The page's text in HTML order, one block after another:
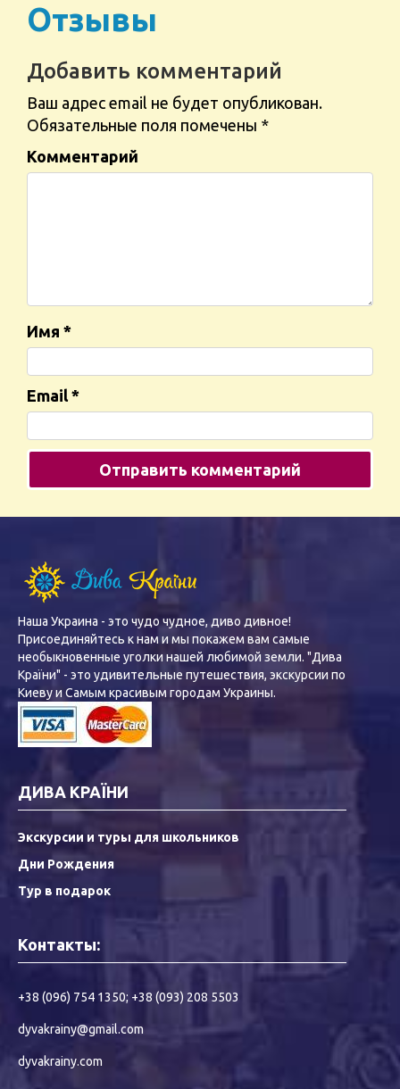
Отзывы
Добавить комментарий
Ваш адрес email не будет опубликован.
Обязательные поля помечены *
Комментарий
Имя *
Email *
Наша Украина - это чудо чудное, диво дивное!
Присоединяйтесь к нам и мы покажем вам самые
необыкновенные уголки нашей любимой земли. "Дива
Країни" - это удивительные путешествия, экскурсии по
Киеву и Самым красивым городам Украины.
ДИВА КРАЇНИ
Экскурсии и туры для школьников
Дни Рождения
Тур в подарок
Контакты:
+38 (096) 754 1350; +38 (093) 208 5503
dyvakrainy@gmail.com
dyvakrainy.com